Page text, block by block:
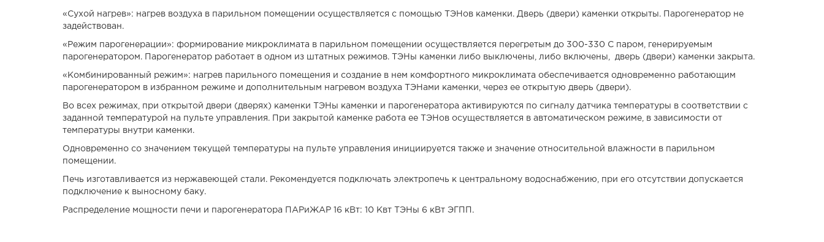
«Сухой нагрев»: нагрев воздуха в парильном помещении осуществляется с помощью ТЭНов каменки. Дверь (двери) каменки открыты. Парогенератор не
задействован.
«Режим парогенерации»: формирование микроклимата в парильном помещении осуществляется перегретым до 300-330 С паром, генерируемым
парогенератором. Парогенератор работает в одном из штатных режимов. ТЭНы каменки либо выключены, либо включены, дверь (двери) каменки закрыта.
«Комбинированный режим»: нагрев парильного помещения и создание в нем комфортного микроклимата обеспечивается одновременно работающим
парогенератором в избранном режиме и дополнительным нагревом воздуха ТЭНами каменки, через ее открытую дверь (двери).
Во всех режимах, при открытой двери (дверях) каменки ТЭНы каменки и парогенератора активируются по сигналу датчика температуры в соответствии с
заданной температурой на пульте управления. При закрытой каменке работа ее ТЭНов осуществляется в автоматическом режиме, в зависимости от
температуры внутри каменки.
Одновременно со значением текущей температуры на пульте управления инициируется также и значение относительной влажности в парильном
помещении.
Печь изготавливается из нержавеющей стали. Рекомендуется подключать электропечь к центральному водоснабжению, при его отсутствии допускается
подключение к выносному баку.
Распределение мощности печи и парогенератора ПАРиЖАР 16 кВт: 10 Квт ТЭНы 6 кВт ЭГПП.